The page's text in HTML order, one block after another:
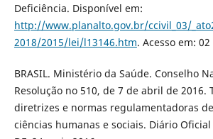
Deficiência. Disponível em:
http://www.planalto.gov.br/ccivil_03/
2018/2015/lei/l13146.htm. Acesso em:
BRASIL. Ministério da Saúde. Conselho
Resolução no 510, de 7 de abril de 2016.
diretrizes e normas regulamentadoras
ciências humanas e sociais. Diário